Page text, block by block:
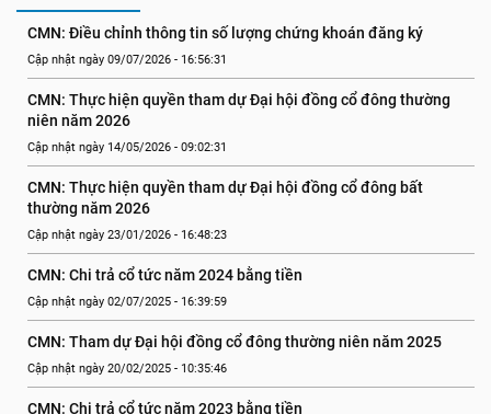
CMN: Điều chỉnh thông tin số lượng chứng khoán đăng ký
Cập nhật ngày 09/07/2026 - 16:56:31
CMN: Thực hiện quyền tham dự Đại hội đồng cổ đông thường
niên năm 2026
Cập nhật ngày 14/05/2026 - 09:02:31
CMN: Thực hiện quyền tham dự Đại hội đồng cổ đông bất
thường năm 2026
Cập nhật ngày 23/01/2026 - 16:48:23
CMN: Chi trả cổ tức năm 2024 bằng tiền
Cập nhật ngày 02/07/2025 - 16:39:59
CMN: Tham dự Đại hội đồng cổ đông thường niên năm 2025
Cập nhật ngày 20/02/2025 - 10:35:46
CMN: Chi trả cổ tức năm 2023 bằng tiền